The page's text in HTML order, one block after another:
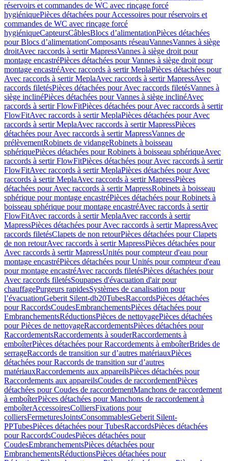
réservoirs et commandes de WC avec rinçage forcé
hygiéniquePièces détachées pour Accessoires pour réservoirs et
commandes de WC avec rinçage forcé
hygiéniqueCapteursCâblesBlocs d’alimentationPièces détachées
pour Blocs d’alimentationComposants réseauVannesVannes à siège
droitAvec raccords à sertir MapressVannes à siège droit pour
montage encastréPièces détachées pour Vannes à siège droit pour
montage encastréAvec raccords à sertir MeplaPièces détachées pour
Avec raccords à sertir MeplaAvec raccords à sertir MapressAvec
raccords filetésPièces détachées pour Avec raccords filetésVannes à
siège inclinéPièces détachées pour Vannes à siège inclinéAvec
raccords à sertir FlowFitPièces détachées pour Avec raccords à sertir
FlowFitAvec raccords à sertir MeplaPièces détachées pour Avec
raccords à sertir MeplaAvec raccords à sertir MapressPièces
détachées pour Avec raccords à sertir MapressVannes de
prélèvementRobinets de vidangeRobinets à boisseau
sphériquePièces détachées pour Robinets à boisseau sphériqueAvec
raccords à sertir FlowFitPièces détachées pour Avec raccords à sertir
FlowFitAvec raccords à sertir MeplaPièces détachées pour Avec
raccords à sertir MeplaAvec raccords à sertir MapressPièces
détachées pour Avec raccords à sertir MapressRobinets à boisseau
sphérique pour montage encastréPièces détachées pour Robinets à
boisseau sphérique pour montage encastréAvec raccords à sertir
FlowFitAvec raccords à sertir MeplaAvec raccords à sertir
MapressPièces détachées pour Avec raccords à sertir MapressAvec
raccords filetésClapets de non retourPièces détachées pour Clapets
de non retourAvec raccords à sertir MapressPièces détachées pour
Avec raccords à sertir MapressUnités pour compteur d'eau pour
montage encastréPièces détachées pour Unités pour compteur d'eau
pour montage encastréAvec raccords filetésPièces détachées pour
Avec raccords filetésSoupapes d'évacuation d'air pour
chauffagePurgeurs rapidesSystèmes de canalisation pour
l’évacuationGeberit Silent-db20TubesRaccordsPièces détachées
pour RaccordsCoudesEmbranchementsPièces détachées pour
EmbranchementsRéductionsPièces de nettoyagePièces détachées
pour Pièces de nettoyageRaccordementsPièces détachées pour
RaccordementsRaccordements à souderRaccordements à
emboîterPièces détachées pour Raccordements à emboîterBrides de
serrageRaccords de transition sur d’autres matériauxPièces
détachées pour Raccords de transition sur d’autres
matériauxRaccordements aux appareilsPièces détachées pour
Raccordements aux appareilsCoudes de raccordementPièces
détachées pour Coudes de raccordementManchons de raccordement
à emboîterPièces détachées pour Manchons de raccordement à
emboîterAccessoiresColliersFixations pour
colliersFermeturesJointsConsommablesGeberit Silent-
PPTubesPièces détachées pour TubesRaccordsPièces détachées
pour RaccordsCoudesPièces détachées pour
CoudesEmbranchementsPièces détachées pour
EmbranchementsRéductionsPièces détachées pour